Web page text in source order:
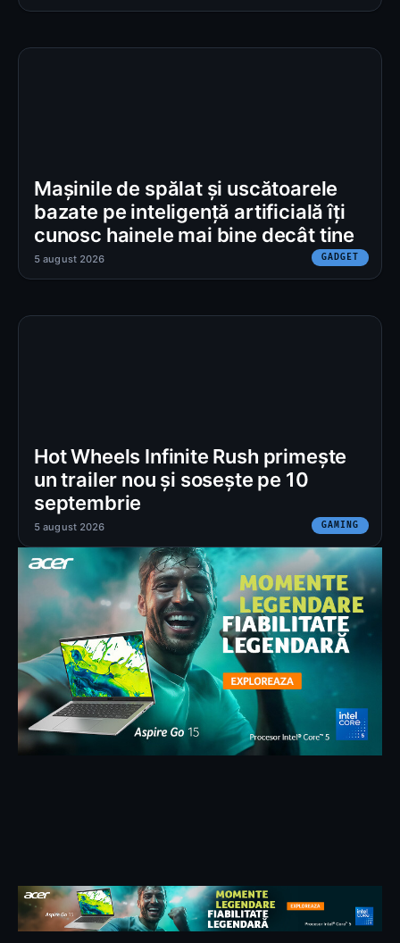
Mașinile de spălat și uscătoarele
bazate pe inteligență artificială îți
cunosc hainele mai bine decât tine
GADGET
5 august 2026
Hot Wheels Infinite Rush primește
un trailer nou și sosește pe 10
septembrie
GAMING
5 august 2026